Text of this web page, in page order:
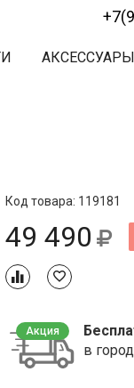
АКСЕССУАРЫ
Код товара: 119181
49 490
Акция
в